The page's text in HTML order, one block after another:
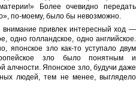
Более очевидно передать
по-моему, было бы невозможно.
привлек интересный ход —
одно голландское, одно английское.
японское зло как-то уступало двум
зло было понятным и
алчности. Японское зло, будучи даже
людей, тем не менее, выглядело